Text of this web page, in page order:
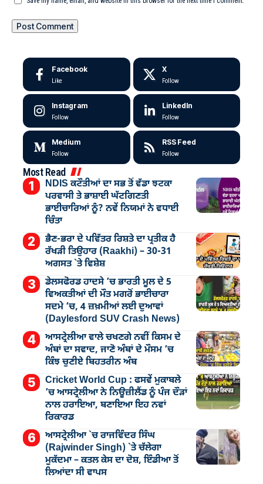
Facebook
Like
X
Follow
Instagram
Follow
LinkedIn
Follow
Medium
Follow
RSS Feed
Follow
Most Read
NDIS ਕਟੌਤੀਆਂ ਦਾ ਸਭ ਤੋਂ ਵੱਡਾ ਝਟਕਾ
ਪਰਵਾਸੀ ਤੇ ਭਾਸ਼ਾਈ ਘੱਟਗਿਣਤੀ
ਭਾਈਚਾਰਿਆਂ ਨੂੰ? ਨਵੇਂ ਨਿਯਮਾਂ ਨੇ ਵਧਾਈ
ਚਿੰਤਾ
ਭੈਣ-ਭਰਾ ਦੇ ਪਵਿੱਤਰ ਰਿਸ਼ਤੇ ਦਾ ਪ੍ਰਤੀਕ ਹੈ
ਰੱਖੜੀ ਤਿਉਹਾਰ (Raakhi) – 30-31
ਅਗਸਤ `ਤੇ ਵਿਸ਼ੇਸ਼
ਡੇਲਸਫੋਰਡ ਹਾਦਸੇ ’ਚ ਭਾਰਤੀ ਮੂਲ ਦੇ 5
ਵਿਅਕਤੀਆਂ ਦੀ ਮੌਤ ਮਗਰੋਂ ਭਾਈਚਾਰਾ
ਸਦਮੇ ’ਚ, 4 ਜ਼ਖ਼ਮੀਆਂ ਲਈ ਦੁਆਵਾਂ
(Daylesford SUV Crash News)
ਆਸਟ੍ਰੇਲੀਆ ਵਾਲੇ ਚਖਣਗੇ ਨਵੀਂ ਕਿਸਮ ਦੇ
ਅੰਬਾਂ ਦਾ ਸਵਾਦ, ਜਾਣੋ ਅੰਬਾਂ ਦੇ ਮੌਸਮ ’ਚ
ਕਿੰਝ ਚੁਣੀਏ ਬਿਹਤਰੀਨ ਅੰਬ
Cricket World Cup : ਫਸਵੇਂ ਮੁਕਾਬਲੇ
’ਚ ਆਸਟ੍ਰੇਲੀਆ ਨੇ ਨਿਊਜ਼ੀਲੈਂਡ ਨੂੰ ਪੰਜ ਦੌੜਾਂ
ਨਾਲ ਹਰਾਇਆ, ਬਣਾਇਆ ਇਹ ਨਵਾਂ
ਰਿਕਾਰਡ
ਆਸਟ੍ਰੇਲੀਆ `ਚ ਰਾਜਵਿੰਦਰ ਸਿੰਘ
(Rajwinder Singh) `ਤੇ ਚੱਲੇਗਾ
ਮੁੁਕੱਦਮਾ – ਕਤਲ ਕੇਸ ਦਾ ਦੋਸ਼, ਇੰਡੀਆ ਤੋਂ
ਲਿਆਂਦਾ ਸੀ ਵਾਪਸ